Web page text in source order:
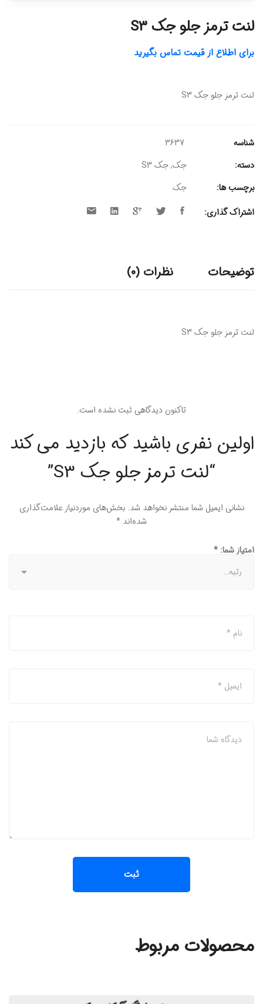
لنت ترمز جلو جک S3
برای اطلاع از قیمت تماس بگیرید
لنت ترمز جلو جک S3
شناسه
3637
دسته:
جک,جک S3
برچسب ها:
جک
اشتراک گذاری:
توضیحات نظرات (0)
لنت ترمز جلو جک S3
تاکنون دیدگاهی ثبت نشده است.
اولین نفری باشید که بازدید می کند
“لنت ترمز جلو جک S3”
نشانی ایمیل شما منتشر نخواهد شد. بخش‌های موردنیاز علامت‌گذاری
شده‌اند *
امتیاز شما: *
محصولات مربوط